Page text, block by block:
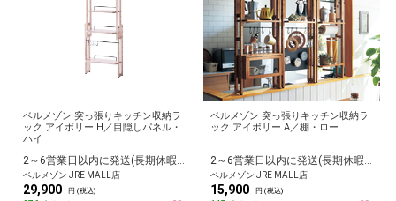
ベルメゾン 突っ張りキッチン収納ラ
ック アイボリー H／目隠しパネル・
ハイ
2～6営業日以内に発送(長期休暇除く)
ベルメゾン JRE MALL店
29,900 円 (税込)
ベルメゾン 突っ張りキッチン収納ラ
ック アイボリー A／棚・ロー
2～6営業日以内に発送(長期休暇除く)
ベルメゾン JRE MALL店
15,900 円 (税込)